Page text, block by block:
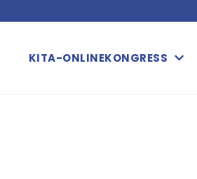
KITA-ONLINEKONGRESS